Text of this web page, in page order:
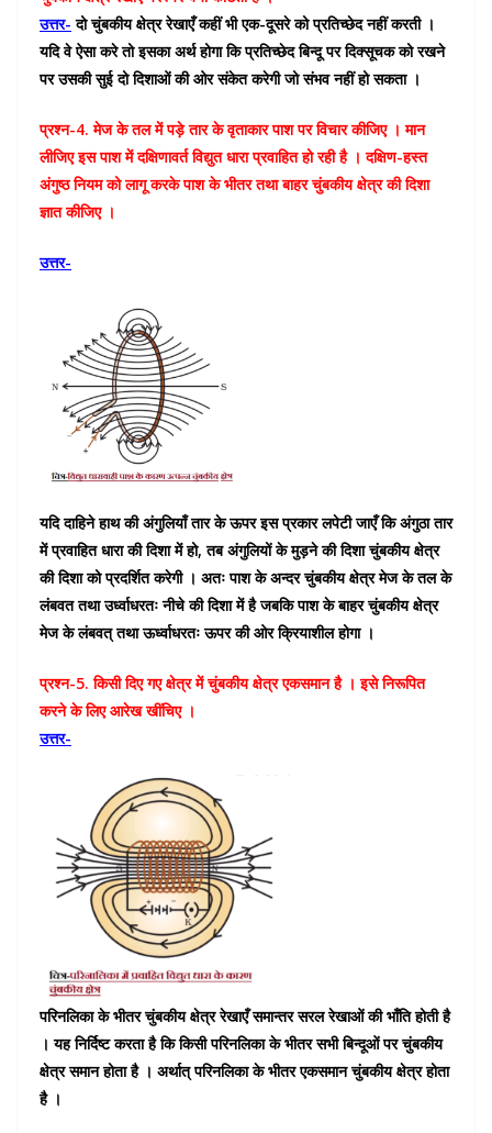
उत्तर- दो चुंबकीय क्षेत्र रेखाएँ कहीं भी एक-दूसरे को प्रतिच्छेद नहीं करती ।
यदि वे ऐसा करे तो इसका अर्थ होगा कि प्रतिच्छेद बिन्दू पर दिक्सूचक को रखने
पर उसकी सुई दो दिशाओं की ओर संकेत करेगी जो संभव नहीं हो सकता ।
प्रश्न-4. मेज के तल में पड़े तार के वृताकार पाश पर विचार कीजिए । मान
लीजिए इस पाश में दक्षिणावर्त विद्युत धारा प्रवाहित हो रही है । दक्षिण-हस्त
अंगुष्ठ नियम को लागू करके पाश के भीतर तथा बाहर चुंबकीय क्षेत्र की दिशा
ज्ञात कीजिए ।
उत्तर-
यदि दाहिने हाथ की अंगुलियाँ तार के ऊपर इस प्रकार लपेटी जाएँ कि अंगुठा तार
में प्रवाहित धारा की दिशा में हो, तब अंगुलियों के मुड़ने की दिशा चुंबकीय क्षेत्र
की दिशा को प्रदर्शित करेगी । अतः पाश के अन्दर चुंबकीय क्षेत्र मेज के तल के
लंबवत तथा उर्ध्वाधरतः नीचे की दिशा में है जबकि पाश के बाहर चुंबकीय क्षेत्र
मेज के लंबवत् तथा ऊर्ध्वाधरतः ऊपर की ओर क्रियाशील होगा ।
प्रश्न-5. किसी दिए गए क्षेत्र में चुंबकीय क्षेत्र एकसमान है । इसे निरूपित
करने के लिए आरेख खींचिए ।
उत्तर-
परिनलिका के भीतर चुंबकीय क्षेत्र रेखाएँ समान्तर सरल रेखाओं की भाँति होती है
। यह निर्दिष्ट करता है कि किसी परिनलिका के भीतर सभी बिन्दूओं पर चुंबकीय
क्षेत्र समान होता है । अर्थात् परिनलिका के भीतर एकसमान चुंबकीय क्षेत्र होता
है ।